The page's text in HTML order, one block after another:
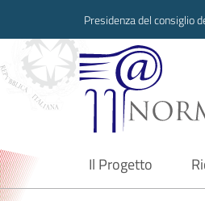
Presidenza del consiglio
Il Progetto
current